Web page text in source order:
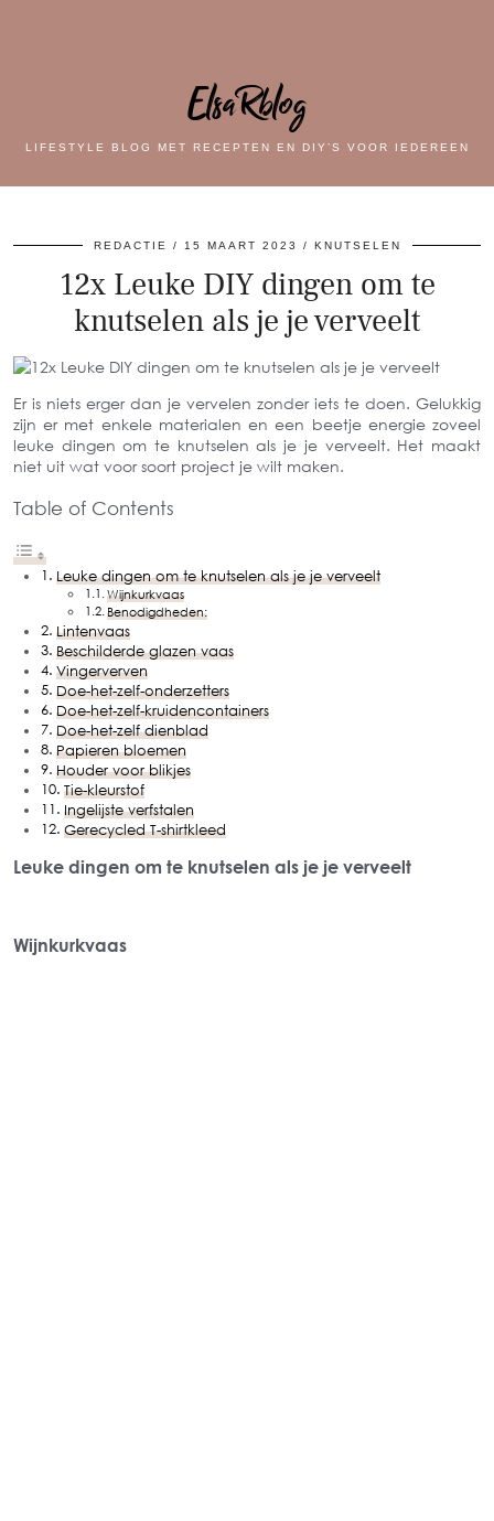
ElsaRblog
LIFESTYLE BLOG MET RECEPTEN EN DIY’S VOOR IEDEREEN
REDACTIE 15 MAART 2023 KNUTSELEN
12x Leuke DIY dingen om te
knutselen als je je verveelt
Er is niets erger dan je vervelen zonder iets te doen. Gelukkig
zijn er met enkele materialen en een beetje energie zoveel
leuke dingen om te knutselen als je je verveelt. Het maakt
niet uit wat voor soort project je wilt maken.
Table of Contents
Leuke dingen om te knutselen als je je verveelt
Wijnkurkvaas
Benodigdheden:
Lintenvaas
Beschilderde glazen vaas
Vingerverven
Doe-het-zelf-onderzetters
Doe-het-zelf-kruidencontainers
Doe-het-zelf dienblad
Papieren bloemen
Houder voor blikjes
Tie-kleurstof
Ingelijste verfstalen
Gerecycled T-shirtkleed
Leuke dingen om te knutselen als je je verveelt
Wijnkurkvaas